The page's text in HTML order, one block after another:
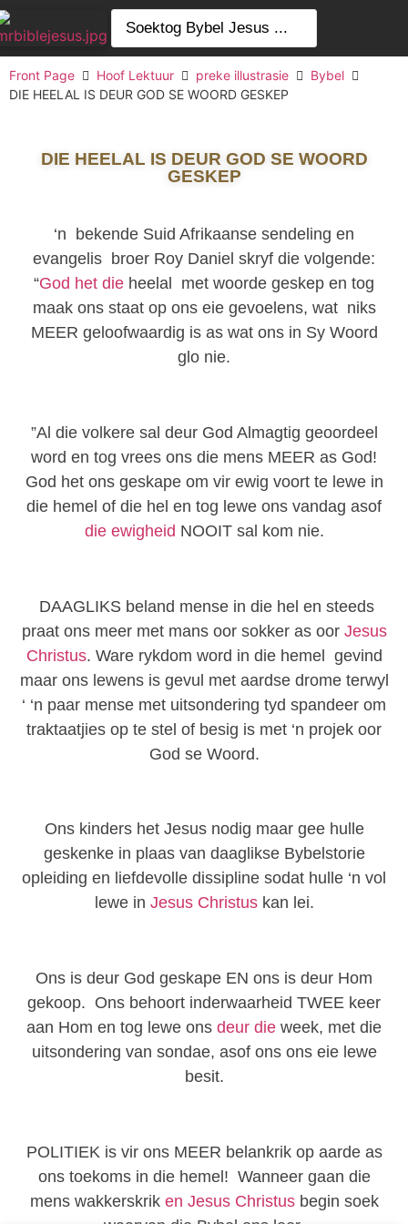
Front Page Hoof Lektuur preke illustrasie
Bybel
DIE HEELAL IS DEUR GOD SE WOORD GESKEP
DIE HEELAL IS DEUR GOD SE WOORD
GESKEP
‘n bekende Suid Afrikaanse sendeling en
evangelis broer Roy Daniel skryf die volgende:
“God het die heelal met woorde geskep en tog
maak ons staat op ons eie gevoelens, wat niks
MEER geloofwaardig is as wat ons in Sy Woord
glo nie.
”Al die volkere sal deur God Almagtig geoordeel
word en tog vrees ons die mens MEER as God!
God het ons geskape om vir ewig voort te lewe in
die hemel of die hel en tog lewe ons vandag asof
die ewigheid NOOIT sal kom nie.
DAAGLIKS beland mense in die hel en steeds
praat ons meer met mans oor sokker as oor Jesus
Christus. Ware rykdom word in die hemel gevind
maar ons lewens is gevul met aardse drome terwyl
‘ ‘n paar mense met uitsondering tyd spandeer om
traktaatjies op te stel of besig is met ‘n projek oor
God se Woord.
Ons kinders het Jesus nodig maar gee hulle
geskenke in plaas van daaglikse Bybelstorie
opleiding en liefdevolle dissipline sodat hulle ‘n vol
lewe in Jesus Christuskan lei.
Ons is deur God geskape EN ons is deur Hom
gekoop. Ons behoort inderwaarheid TWEE keer
aan Hom en tog lewe ons deur die week, met die
uitsondering van sondae, asof ons ons eie lewe
besit.
POLITIEK is vir ons MEER belankrik op aarde as
ons toekoms in die hemel! Wanneer gaan die
mens wakkerskrik en Jesus Christusbegin soek